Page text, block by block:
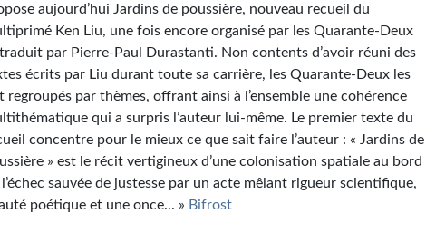
aujourd’hui Jardins de poussière, nouveau recueil du
Ken Liu, une fois encore organisé par les Quarante-Deux
par Pierre-Paul Durastanti. Non contents d’avoir réuni des
écrits par Liu durant toute sa carrière, les Quarante-Deux les
regroupés par thèmes, offrant ainsi à l’ensemble une cohérence
qui a surpris l’auteur lui-même. Le premier texte du
concentre pour le mieux ce que sait faire l’auteur : « Jardins de
» est le récit vertigineux d’une colonisation spatiale au bord
sauvée de justesse par un acte mêlant rigueur scientifique,
poétique et une once... » Bifrost